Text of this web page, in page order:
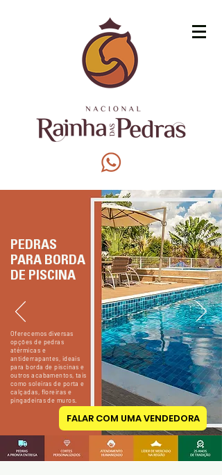
PEDRAS
PARA BORDA
DE PISCINA
Oferecemos diversas
opções de pedras
atérmicas e
antiderrapantes, ideais
para borda de piscinas e
outros acabamentos, tais
como soleiras de porta e
calçadas, floreiras e
pingadeiras de muros.
FALAR COM UMA VENDEDORA